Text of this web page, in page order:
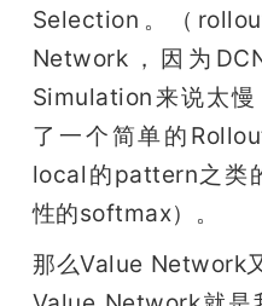
Selection。（
Network，因为
Simulation来说太
了一个简单的
local的pattern之类
性的softmax）。
那么Value Network